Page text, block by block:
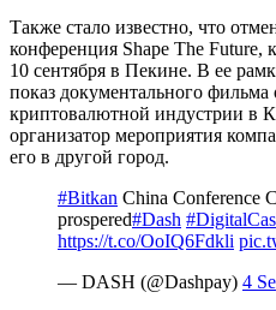
Также стало известно, что
конференция Shape The Future,
10 сентября в Пекине. В ее
показ документального фильма
криптовалютной индустрии в
организатор мероприятия
его в другой город.
#Bitkan China Conference
prospered#Dash
https://t.co/OoIQ6Fdkli
— DASH (@Dashpay) 4